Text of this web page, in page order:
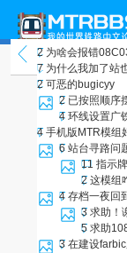
模组使用
2 为啥会报错
7 为什么我加了站
2 可恶的bugicyy
2 已按照顺序
4 环线设置广
4 手机版MTR模组
6 站台寻路问
11 指示
2 这模组
4 存档一夜回
3 求助！
5 求助
3 在建设